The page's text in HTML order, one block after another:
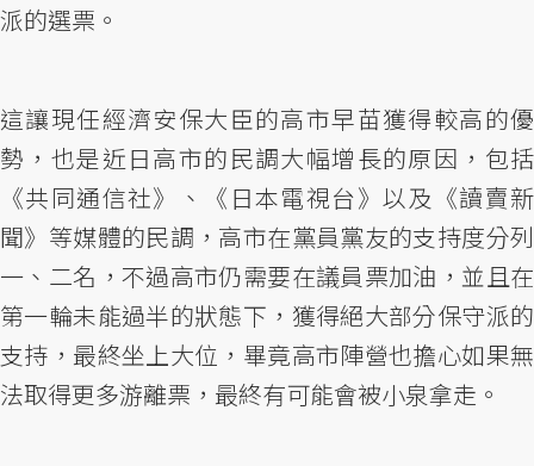
派的選票。
這讓現任經濟安保大臣的高市早苗獲得較高的優
勢，也是近日高市的民調大幅增長的原因，包括
《共同通信社》、《日本電視台》以及《讀賣新
聞》等媒體的民調，高市在黨員黨友的支持度分列
一、二名，不過高市仍需要在議員票加油，並且在
第一輪未能過半的狀態下，獲得絕大部分保守派的
支持，最終坐上大位，畢竟高市陣營也擔心如果無
法取得更多游離票，最終有可能會被小泉拿走。